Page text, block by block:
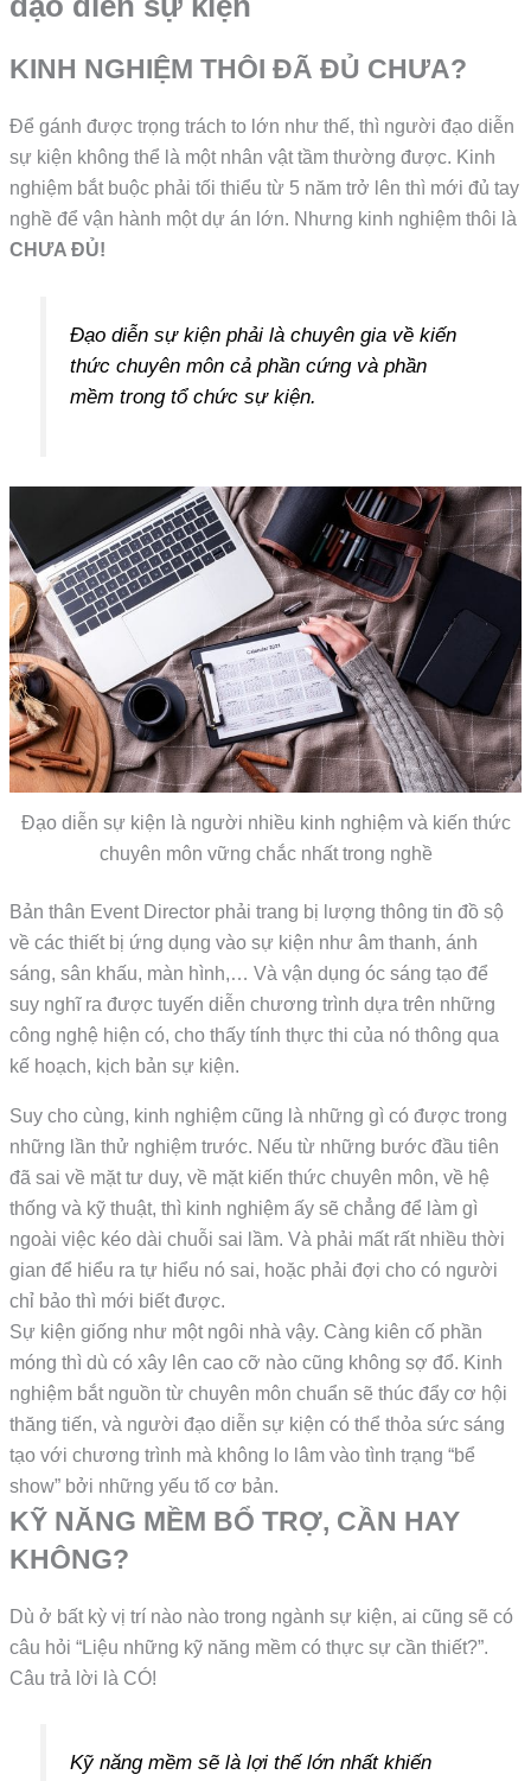
KINH NGHIỆM THÔI ĐÃ ĐỦ CHƯA?
Để gánh được trọng trách to lớn như thế, thì người đạo diễn
sự kiện không thể là một nhân vật tầm thường được. Kinh
nghiệm bắt buộc phải tối thiểu từ 5 năm trở lên thì mới đủ tay
nghề để vận hành một dự án lớn. Nhưng kinh nghiệm thôi là
CHƯA ĐỦ!
Đạo diễn sự kiện phải là chuyên gia về kiến
thức chuyên môn cả phần cứng và phần
mềm trong tổ chức sự kiện.
Đạo diễn sự kiện là người nhiều kinh nghiệm và kiến thức
chuyên môn vững chắc nhất trong nghề
Bản thân Event Director phải trang bị lượng thông tin đồ sộ
về các thiết bị ứng dụng vào sự kiện như âm thanh, ánh
sáng, sân khấu, màn hình,… Và vận dụng óc sáng tạo để
suy nghĩ ra được tuyến diễn chương trình dựa trên những
công nghệ hiện có, cho thấy tính thực thi của nó thông qua
kế hoạch, kịch bản sự kiện.
Suy cho cùng, kinh nghiệm cũng là những gì có được trong
những lần thử nghiệm trước. Nếu từ những bước đầu tiên
đã sai về mặt tư duy, về mặt kiến thức chuyên môn, về hệ
thống và kỹ thuật, thì kinh nghiệm ấy sẽ chẳng để làm gì
ngoài việc kéo dài chuỗi sai lầm. Và phải mất rất nhiều thời
gian để hiểu ra tự hiểu nó sai, hoặc phải đợi cho có người
chỉ bảo thì mới biết được.
Sự kiện giống như một ngôi nhà vậy. Càng kiên cố phần
móng thì dù có xây lên cao cỡ nào cũng không sợ đổ. Kinh
nghiệm bắt nguồn từ chuyên môn chuẩn sẽ thúc đẩy cơ hội
thăng tiến, và người đạo diễn sự kiện có thể thỏa sức sáng
tạo với chương trình mà không lo lâm vào tình trạng “bể
show” bởi những yếu tố cơ bản.
KỸ NĂNG MỀM BỔ TRỢ, CẦN HAY
KHÔNG?
Dù ở bất kỳ vị trí nào nào trong ngành sự kiện, ai cũng sẽ có
câu hỏi “Liệu những kỹ năng mềm có thực sự cần thiết?”.
Câu trả lời là CÓ!
Kỹ năng mềm sẽ là lợi thế lớn nhất khiến